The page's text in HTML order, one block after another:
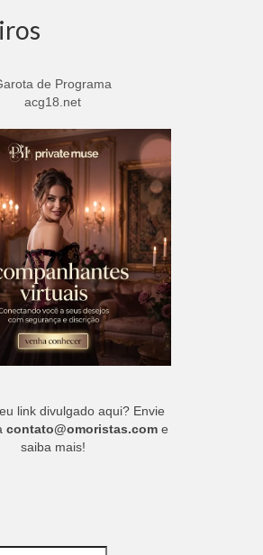
de Programa
acg18.net
link divulgado aqui? Envie
contato@omoristas.come
saiba mais!